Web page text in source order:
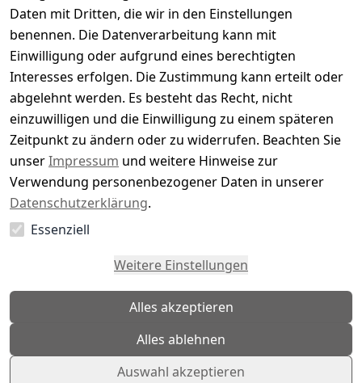
5
( 0 )
4
( 0 )
3
( 0 )
2
( 0 )
1
( 0 )
Es hat noch niemand eine Bewertung für diesen
Artikel abgegeben
Daten mit Dritten, die wir in den Einstellungen
benennen. Die Datenverarbeitung kann mit
Einwilligung oder aufgrund eines berechtigten
Interesses erfolgen. Die Zustimmung kann erteilt oder
abgelehnt werden. Es besteht das Recht, nicht
einzuwilligen und die Einwilligung zu einem späteren
Zeitpunkt zu ändern oder zu widerrufen. Beachten Sie
unserImpressum und weitere Hinweise zur
Verwendung personenbezogener Daten in unserer
Datenschutzerklärung.
Essenziell
Weitere Einstellungen
Alles akzeptieren
Alles ablehnen
Auswahl akzeptieren